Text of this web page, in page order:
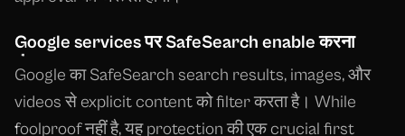
Google services पर SafeSearch enable करना
Google का SafeSearch search results, images, और
videos से explicit content को filter करता है। While
foolproof नहीं है, यह protection की एक crucial first